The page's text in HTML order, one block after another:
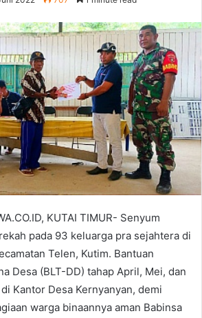
KUTAI TIMUR- Senyum
pada 93 keluarga pra sejahtera di
Telen, Kutim. Bantuan
Desa (BLT-DD) tahap April, Mei, dan
Kantor Desa Kernyanyan, demi
warga binaannya aman Babinsa